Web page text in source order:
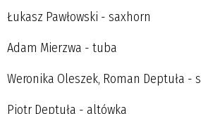
Łukasz Pawłowski - saxhorn
Adam Mierzwa - tuba
Weronika Oleszek, Roman Deptuła -
Piotr Deptuła - altówka